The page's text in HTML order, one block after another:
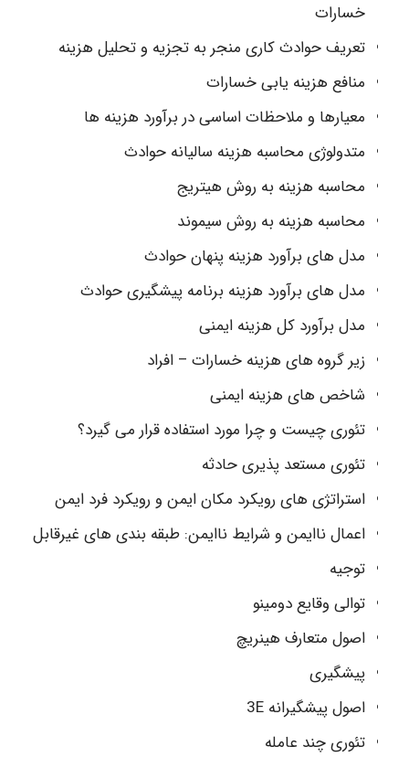
خسارات
تعریف حوادث کاری منجر به تجزیه و تحلیل هزینه
منافع هزینه یابی خسارات
معیارها و ملاحظات اساسی در برآورد هزینه ها
متدولوژی محاسبه هزینه سالیانه حوادث
محاسبه هزینه به روش هیتریج
محاسبه هزینه به روش سیموند
مدل های برآورد هزینه پنهان حوادث
مدل های برآورد هزینه برنامه پیشگیری حوادث
مدل برآورد کل هزینه ایمنی
زیر گروه های هزینه خسارات – افراد
شاخص های هزینه ایمنی
تئوری چیست و چرا مورد استفاده قرار می گیرد؟
تئوری مستعد پذیری حادثه
استراتژی های رویکرد مکان ایمن و رویکرد فرد ایمن
اعمال ناایمن و شرایط ناایمن: طبقه بندی های غیرقابل
توجیه
توالی وقایع دومینو
اصول متعارف هینریچ
پیشگیری
اصول پیشگیرانه 3E
تئوری چند عامله